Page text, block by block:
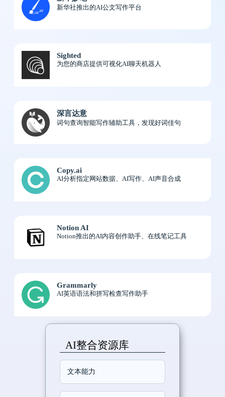
新华社推出的AI公文写作平台
Sighted
为您的商店提供可视化AI聊天机器人
深言达意
词句查询智能写作辅助工具，发现好词佳句
Copy.ai
AI分析指定网站数据、AI写作、AI声音合成
Notion AI
Notion推出的AI内容创作助手、在线笔记工具
Grammarly
AI英语语法和拼写检查写作助手
AI整合资源库
文本能力